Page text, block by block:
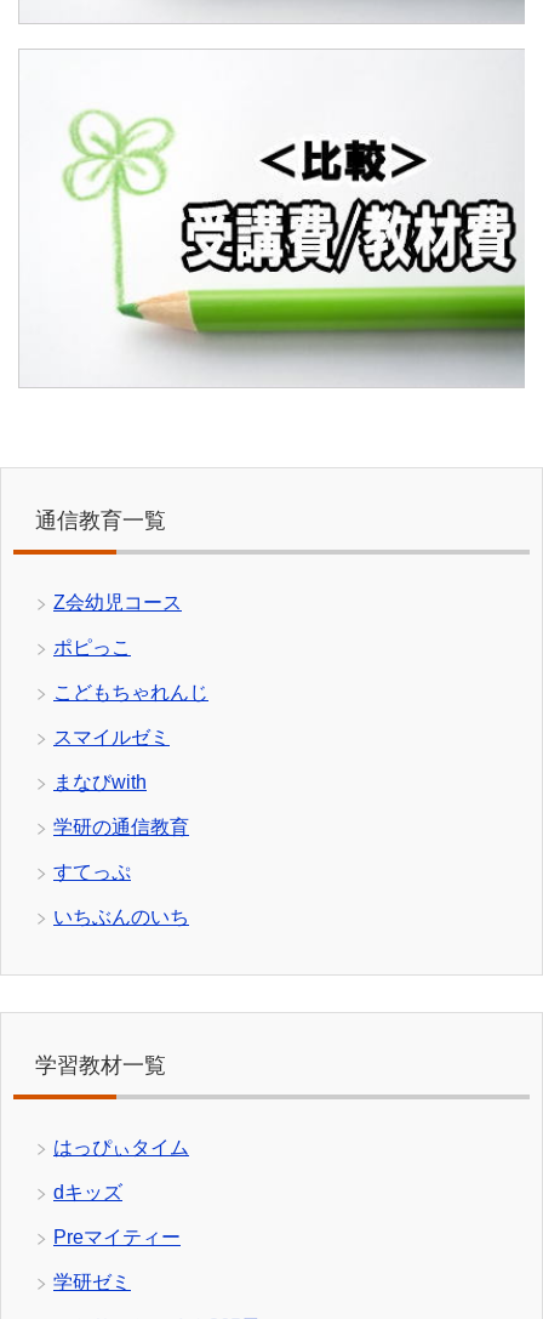
通信教育一覧
Z会幼児コース
ポピっこ
こどもちゃれんじ
スマイルゼミ
まなびwith
学研の通信教育
すてっぷ
いちぶんのいち
学習教材一覧
はっぴぃタイム
dキッズ
Preマイティー
学研ゼミ